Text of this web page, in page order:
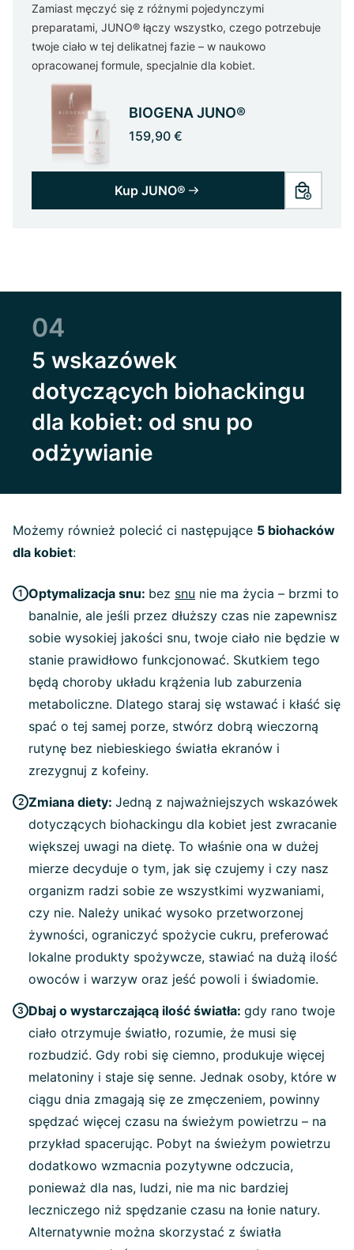
Zamiast męczyć się z różnymi pojedynczymi
preparatami, JUNO® łączy wszystko, czego potrzebuje
twoje ciało w tej delikatnej fazie – w naukowo
opracowanej formule, specjalnie dla kobiet.
BIOGENA JUNO®
159,90 €
Kup JUNO®
04
5 wskazówek
dotyczących biohackingu
dla kobiet: od snu po
odżywianie
Możemy również polecić ci następujące 5 biohacków
dla kobiet:
Optymalizacja snu: bez snu nie ma życia – brzmi to
banalnie, ale jeśli przez dłuższy czas nie zapewnisz
sobie wysokiej jakości snu, twoje ciało nie będzie w
stanie prawidłowo funkcjonować. Skutkiem tego
będą choroby układu krążenia lub zaburzenia
metaboliczne. Dlatego staraj się wstawać i kłaść się
spać o tej samej porze, stwórz dobrą wieczorną
rutynę bez niebieskiego światła ekranów i
zrezygnuj z kofeiny.
Zmiana diety: Jedną z najważniejszych wskazówek
dotyczących biohackingu dla kobiet jest zwracanie
większej uwagi na dietę. To właśnie ona w dużej
mierze decyduje o tym, jak się czujemy i czy nasz
organizm radzi sobie ze wszystkimi wyzwaniami,
czy nie. Należy unikać wysoko przetworzonej
żywności, ograniczyć spożycie cukru, preferować
lokalne produkty spożywcze, stawiać na dużą ilość
owoców i warzyw oraz jeść powoli i świadomie.
Dbaj o wystarczającą ilość światła: gdy rano twoje
ciało otrzymuje światło, rozumie, że musi się
rozbudzić. Gdy robi się ciemno, produkuje więcej
melatoniny i staje się senne. Jednak osoby, które w
ciągu dnia zmagają się ze zmęczeniem, powinny
spędzać więcej czasu na świeżym powietrzu – na
przykład spacerując. Pobyt na świeżym powietrzu
dodatkowo wzmacnia pozytywne odczucia,
ponieważ dla nas, ludzi, nie ma nic bardziej
leczniczego niż spędzanie czasu na łonie natury.
Alternatywnie można skorzystać z światła